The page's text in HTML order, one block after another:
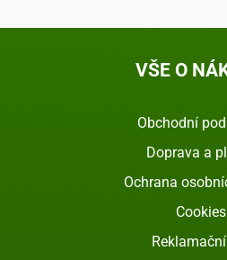
VŠE O
Obchodní
Doprava a
Ochrana
Cookies